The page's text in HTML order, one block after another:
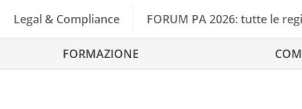
Legal & Compliance FORUM PA 2026: tutte le
FORMAZIONE